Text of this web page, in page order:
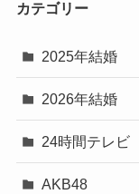
カテゴリー
2025年結婚
2026年結婚
24時間テレビ
AKB48